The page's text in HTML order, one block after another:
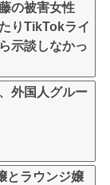
の被害女性
りTikTokライ
示談しなかっ
外国人グルー
とラウンジ嬢